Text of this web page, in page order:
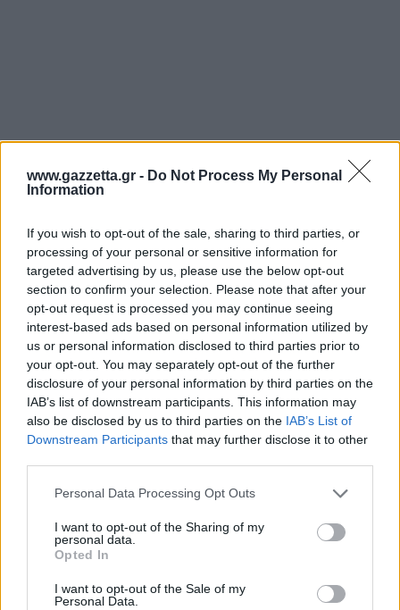
www.gazzetta.gr - Do Not Process My Personal
Information
If you wish to opt-out of the sale, sharing to third parties, or
processing of your personal or sensitive information for
targeted advertising by us, please use the below opt-out
section to confirm your selection. Please note that after your
opt-out request is processed you may continue seeing
interest-based ads based on personal information utilized by
us or personal information disclosed to third parties prior to
your opt-out. You may separately opt-out of the further
disclosure of your personal information by third parties on the
IAB’s list of downstream participants. This information may
also be disclosed by us to third parties on the IAB’s List of
Downstream Participants that may further disclose it to other
Please note that this website/app uses one or more Google
not limited to your visit or usage behaviour. You may click to
grant or deny consent to Google and its third-party tags to
use your data for below specified purposes in below Google
consent section.
Personal Data Processing Opt Outs
I want to opt-out of the Sharing of my
personal data.
Opted In
I want to opt-out of the Sale of my
Personal Data.
Άρσεναλ
Γιουβέντους
Μίλαν
Ίντερ
Μπάγερν Μονάχου
Παρί Σεν Ζερμέν
Ωστόσο δεν το κατάφεραν και με άνεση, καθώς
όπως ειπώθηκε στην εκπομπή του
100.000 τηλεφωνήματα
για την ψηφοφορία, κάτι
που σημαίνει οτι τα έσοδα που μοιράστηκαν κατά
σειρά πάροχοι,Acun Medya και
ήταν